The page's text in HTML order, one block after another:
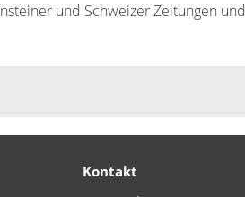
und Schweizer Zeitungen und
Kontakt